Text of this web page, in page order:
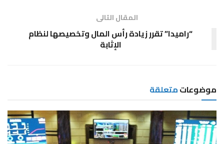
المقال التالى
“راميدا” تقرر زيادة رأس المال وتخصيصها لنظام
الإثابة
موضوعاتمتعلقة